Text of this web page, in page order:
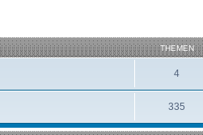
THEMEN
4
335